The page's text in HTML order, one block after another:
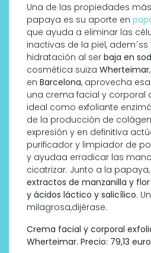
Una de las propiedades
papaya es su aporte en
que ayuda a eliminar las
inactivas de la piel,
hidratación al ser baja en
cosmética suiza Wherteimar
en Barcelona, aprovecha
una crema facial y corporal
ideal como exfoliante
de la producción de
expresión y en definitiva
purificador y limpiador de
y ayudaa erradicar las
cicatrizar. Junto a la
extractos de manzanilla y
y ácidos láctico y salicílico.
milagrosa,dijérase.
Crema facial y corporal
Wherteimar. Precio: 79,13